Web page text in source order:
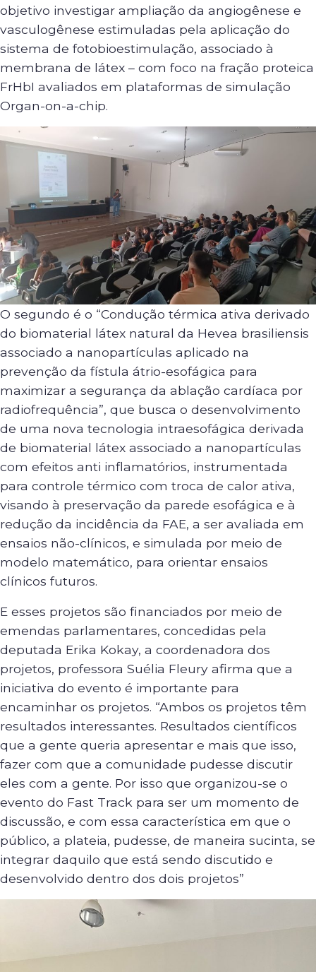
objetivo investigar ampliação da angiogênese e
vasculogênese estimuladas pela aplicação do
sistema de fotobioestimulação, associado à
membrana de látex – com foco na fração proteica
FrHbI avaliados em plataformas de simulação
Organ-on-a-chip.
O segundo é o “Condução térmica ativa derivado
do biomaterial látex natural da Hevea brasiliensis
associado a nanopartículas aplicado na
prevenção da fístula átrio-esofágica para
maximizar a segurança da ablação cardíaca por
radiofrequência”, que busca o desenvolvimento
de uma nova tecnologia intraesofágica derivada
de biomaterial látex associado a nanopartículas
com efeitos anti inflamatórios, instrumentada
para controle térmico com troca de calor ativa,
visando à preservação da parede esofágica e à
redução da incidência da FAE, a ser avaliada em
ensaios não-clínicos, e simulada por meio de
modelo matemático, para orientar ensaios
clínicos futuros.
E esses projetos são financiados por meio de
emendas parlamentares, concedidas pela
deputada Erika Kokay, a coordenadora dos
projetos, professora Suélia Fleury afirma que a
iniciativa do evento é importante para
encaminhar os projetos. “Ambos os projetos têm
resultados interessantes. Resultados científicos
que a gente queria apresentar e mais que isso,
fazer com que a comunidade pudesse discutir
eles com a gente. Por isso que organizou-se o
evento do Fast Track para ser um momento de
discussão, e com essa característica em que o
público, a plateia, pudesse, de maneira sucinta, se
integrar daquilo que está sendo discutido e
desenvolvido dentro dos dois projetos”